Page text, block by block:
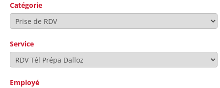
Catégorie
Service
Employé